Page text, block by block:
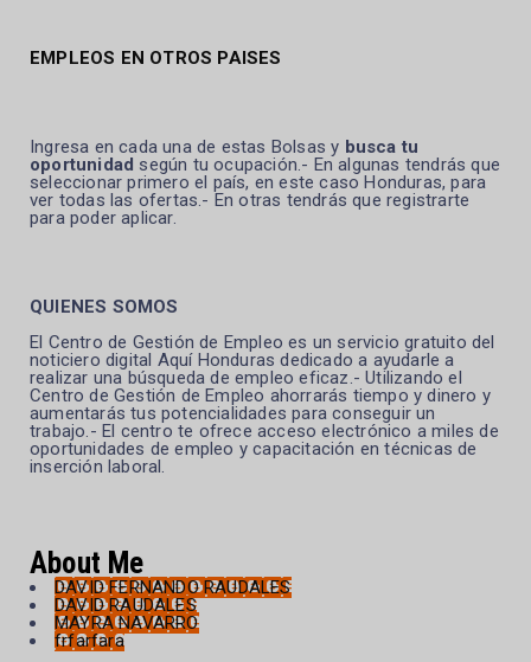
EMPLEOS EN OTROS PAISES
Ingresa en cada una de estas Bolsas y busca tu
oportunidad según tu ocupación.- En algunas tendrás que
seleccionar primero el país, en este caso Honduras, para
ver todas las ofertas.- En otras tendrás que registrarte
para poder aplicar.
QUIENES SOMOS
El Centro de Gestión de Empleo es un servicio gratuito del
noticiero digital Aquí Honduras dedicado a ayudarle a
realizar una búsqueda de empleo eficaz.- Utilizando el
Centro de Gestión de Empleo ahorrarás tiempo y dinero y
aumentarás tus potencialidades para conseguir un
trabajo.- El centro te ofrece acceso electrónico a miles de
oportunidades de empleo y capacitación en técnicas de
inserción laboral.
About Me
DAVID FERNANDO RAUDALES
DAVID RAUDALES
MAYRA NAVARRO
frfarfara